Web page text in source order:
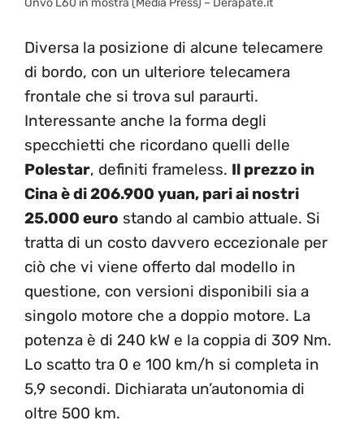
Onvo L60 in mostra (Media Press) – Derapate.it
Diversa la posizione di alcune telecamere
di bordo, con un ulteriore telecamera
frontale che si trova sul paraurti.
Interessante anche la forma degli
specchietti che ricordano quelli delle
Polestar, definiti frameless. Il prezzo in
Cina è di 206.900 yuan, pari ai nostri
25.000 euro stando al cambio attuale. Si
tratta di un costo davvero eccezionale per
ciò che vi viene offerto dal modello in
questione, con versioni disponibili sia a
singolo motore che a doppio motore. La
potenza è di 240 kW e la coppia di 309 Nm.
Lo scatto tra 0 e 100 km/h si completa in
5,9 secondi. Dichiarata un’autonomia di
oltre 500 km.